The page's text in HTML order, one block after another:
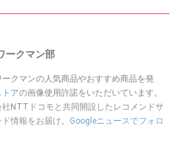
ークマン部
クマンの人気商品やおすすめ商品を発
アの画像使用許諾をいただいています。
NTTドコモと共同開設したレコメンドサ
情報をお届け。 Googleニュースでフォロ